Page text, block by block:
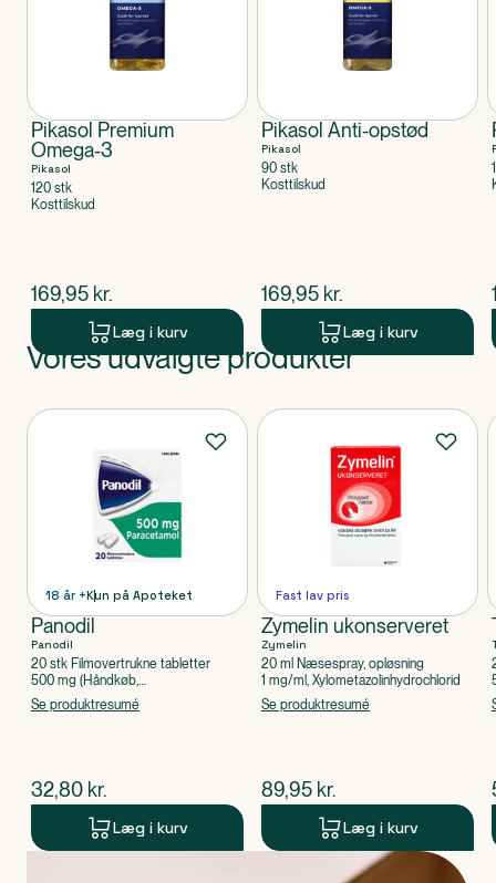
Pikasol Premium
Omega-3
Pikasol
120 stk
Kosttilskud
$nuværende pris
169,95 kr.
Læg i kurv
Pikasol Anti-opstød
Pikasol
90 stk
Kosttilskud
$nuværende pris
169,95 kr.
Læg i kurv
Produkt 1 af 0
Vores udvalgte produkter
Produkter
18 år +Kun på Apoteket
Panodil
Panodil
20 stk Filmovertrukne tabletter
500 mg (Håndkøb,
apoteksforbeholdt), Paracetamol
Se produktresumé
$nuværende pris
32,80 kr.
Læg i kurv
Fast lav pris
Zymelin ukonserveret
Zymelin
20 ml Næsespray, opløsning
1 mg/ml, Xylometazolinhydrochlorid
Se produktresumé
$nuværende pris
89,95 kr.
Læg i kurv